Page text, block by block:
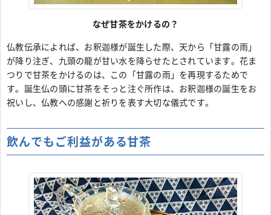
なぜ甘茶をかけるの？
仏教伝承によれば、お釈迦様が誕生した際、天から「甘露の雨」
が降り注ぎ、九頭の龍が甘い水を降らせたとされています。花ま
つりで甘茶をかけるのは、この「甘露の雨」を再現するためで
す。誕生仏の頭に甘茶をそっと注ぐ所作は、お釈迦様の誕生をお
祝いし、仏教への感謝と祈りを表す大切な儀式です。
飲んでもご利益がある甘茶